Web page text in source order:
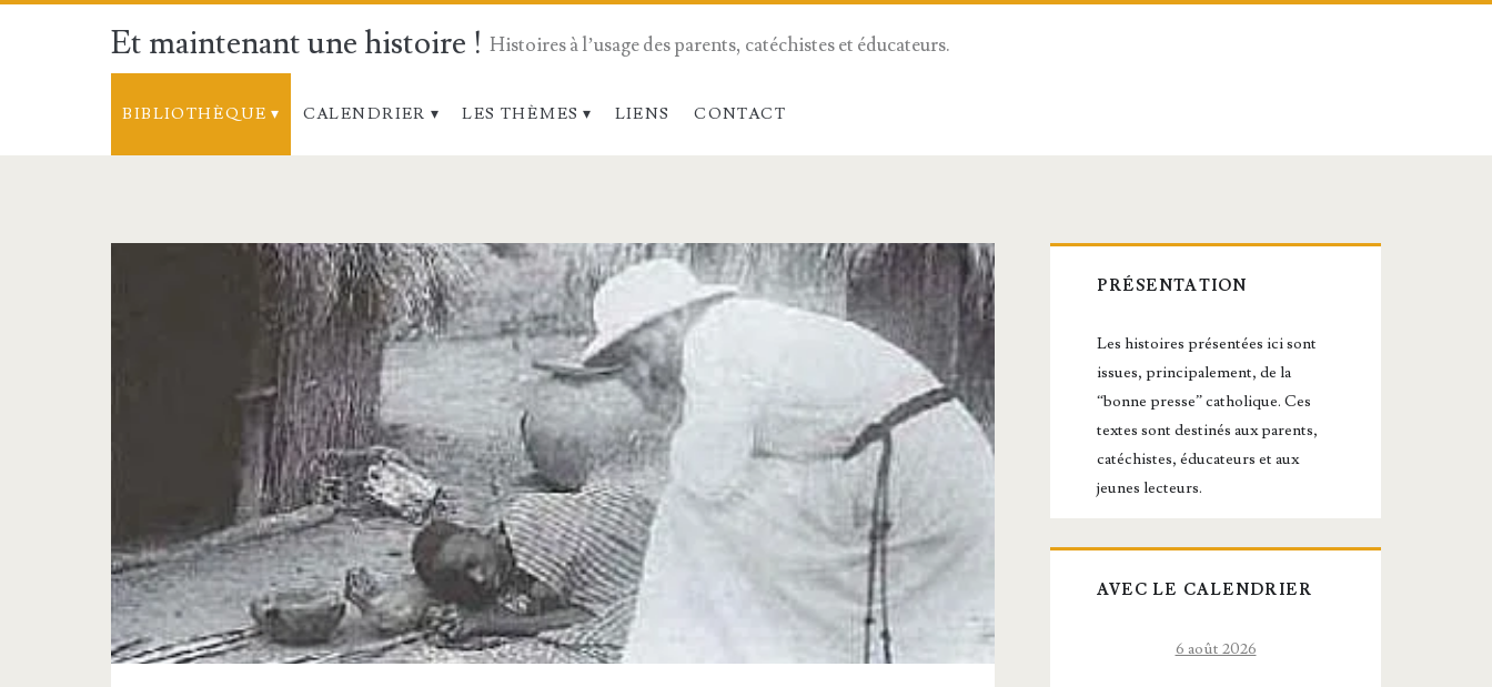
Et maintenant une histoire ! Histoires à l’usage des parents, catéchistes et éducateurs.
BIBLIOTHÈQUE CALENDRIER LES THÈMES LIENS CONTACT
<span>Fêtes
Vierge</span>
Barre
latérale
principale
PRÉSENTATION
Les histoires présentées ici sont
issues, principalement, de la
“bonne presse” catholique. Ces
textes sont destinés aux parents,
catéchistes, éducateurs et aux
jeunes lecteurs.
AVEC LE CALENDRIER
6 août 2026